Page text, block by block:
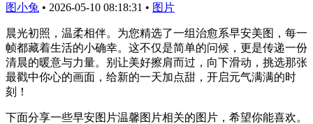
图小兔 • 2026-05-10 08:18:31 • 图片
晨光初照，温柔相伴。为您精选了一组治愈系早安美图，每一
帧都藏着生活的小确幸。这不仅是简单的问候，更是传递一份
清晨的暖意与力量。别让美好擦肩而过，向下滑动，挑选那张
最戳中你心的画面，给新的一天加点甜，开启元气满满的时
刻！
下面分享一些早安图片温馨图片相关的图片，希望你能喜欢。